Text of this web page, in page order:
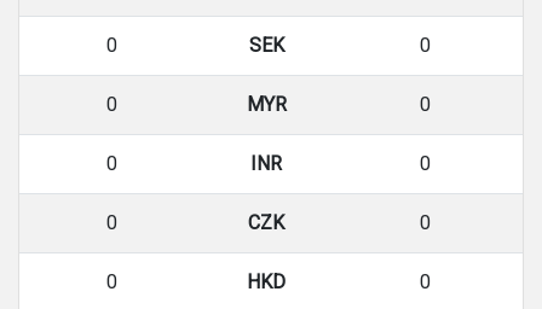
0 SEK 0
0 MYR 0
0 INR 0
0 CZK 0
0 HKD 0